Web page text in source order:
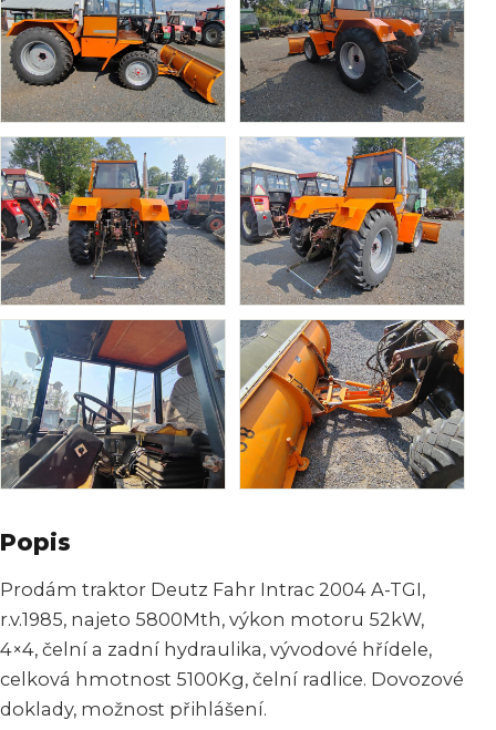
Popis
Prodám traktor Deutz Fahr Intrac 2004 A-TGI,
r.v.1985, najeto 5800Mth, výkon motoru 52kW,
4×4, čelní a zadní hydraulika, vývodové hřídele,
celková hmotnost 5100Kg, čelní radlice. Dovozové
doklady, možnost přihlášení.